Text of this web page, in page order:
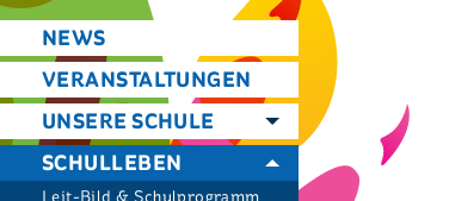
NEWS
VERANSTALTUNGEN
UNSERE SCHULE
SCHULLEBEN
Leit-Bild & Schulprogramm